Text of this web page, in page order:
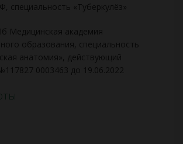
специальность «Туберкулёз»
Медицинская академия
образования, специальность
анатомия», действующий
0003463 до 19.06.2022